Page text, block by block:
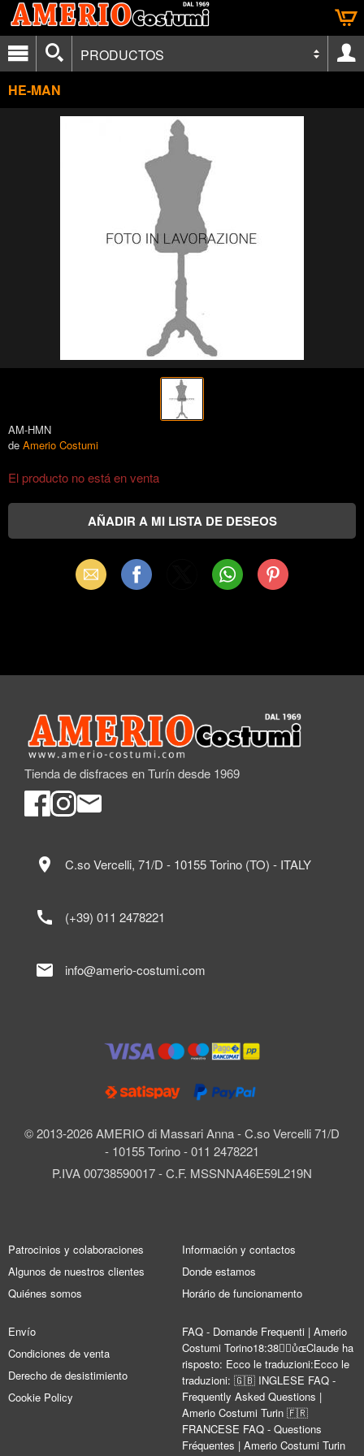
PRODUCTOS
HE-MAN
AM-HMN
de Amerio Costumi
El producto no está en venta
Email Facebook WhatsAppPinterest
Tienda de disfraces en Turín desde 1969
© 2013-2026 AMERIO di Massari Anna - C.so Vercelli 71/D
- 10155 Torino - 011 2478221
P.IVA 00738590017 - C.F. MSSNNA46E59L219N
location_on C.so Vercelli, 71/D - 10155 Torino (TO) - ITALY
call (+39) 011 2478221
mail info@amerio-costumi.com
Patrocinios y colaboraciones
Algunos de nuestros clientes
Quiénes somos
Información y contactos
Donde estamos
Horário de funcionamento
Envío
Condiciones de venta
Derecho de desistimiento
Cookie Policy
FAQ - Domande Frequenti | Amerio
Costumi Torino18:38Claude ha
risposto: Ecco le traduzioni:Ecco le
traduzioni: 🇬🇧 INGLESE FAQ -
Frequently Asked Questions |
Amerio Costumi Turin 🇫🇷
FRANCESE FAQ - Questions
Fréquentes | Amerio Costumi Turin